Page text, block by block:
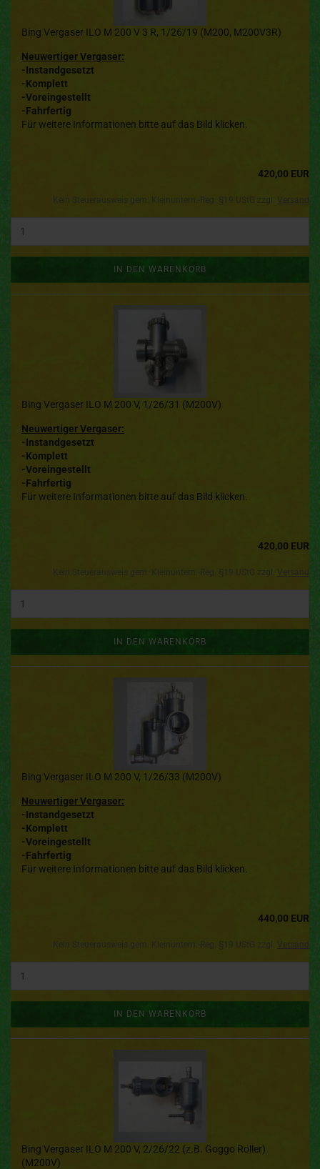
Bing Vergaser ILO M 200 V 3 R, 1/26/19 (M200, M200V3R)
Neuwertiger Vergaser:
-Instandgesetzt
-Komplett
-Voreingestellt
-Fahrfertig
Für weitere Informationen bitte auf das Bild klicken.
420,00 EUR
IN DEN WARENKORB
Bing Vergaser ILO M 200 V, 1/26/31 (M200V)
Neuwertiger Vergaser:
-Instandgesetzt
-Komplett
-Voreingestellt
-Fahrfertig
Für weitere Informationen bitte auf das Bild klicken.
420,00 EUR
IN DEN WARENKORB
Bing Vergaser ILO M 200 V, 1/26/33 (M200V)
Neuwertiger Vergaser:
-Instandgesetzt
-Komplett
-Voreingestellt
-Fahrfertig
Für weitere Informationen bitte auf das Bild klicken.
440,00 EUR
IN DEN WARENKORB
Bing Vergaser ILO M 200 V, 2/26/22 (z.B. Goggo Roller)
(M200V)